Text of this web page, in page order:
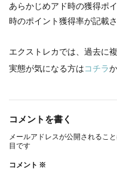
あらかじめアド時の獲得ポ
時のポイント獲得率が記載
エクストレカでは、過去に
実態が気になる方はコチラ
コメントを書く
メールアドレスが公開されること
目です
コメント ※